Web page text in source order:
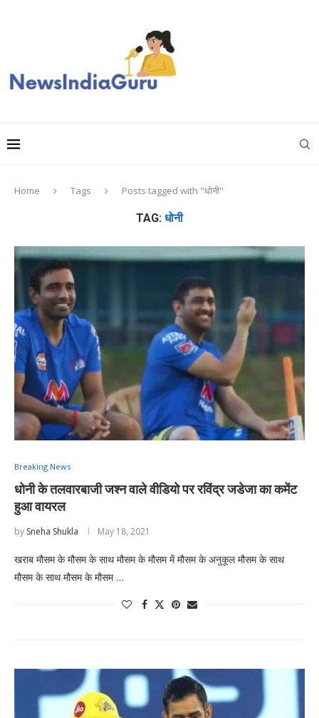
Home Tags Posts tagged with "धोनी"
TAG: धोनी
Breaking News
धोनी के तलवारबाजी जश्न वाले वीडियो पर रविंद्र जडेजा का कमेंट
हुआ वायरल
by Sneha Shukla May 18, 2021
खराब मौसम के मौसम के साथ मौसम के मौसम में मौसम के अनुकूल मौसम के साथ
मौसम के साथ मौसम के मौसम …